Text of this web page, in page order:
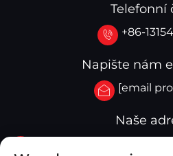
Telefonní
+86-
Napište nám
[email
Naše